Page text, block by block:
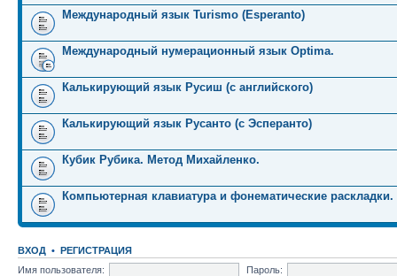
Международный язык Turismo (Esperanto)
Международный нумерационный язык Optima.
Калькирующий язык Русиш (с английского)
Калькирующий язык Русанто (с Эсперанто)
Кубик Рубика. Метод Михайленко.
Компьютерная клавиатура и фонематические раскладки.
ВХОД • РЕГИСТРАЦИЯ
Имя пользователя:
Пароль: